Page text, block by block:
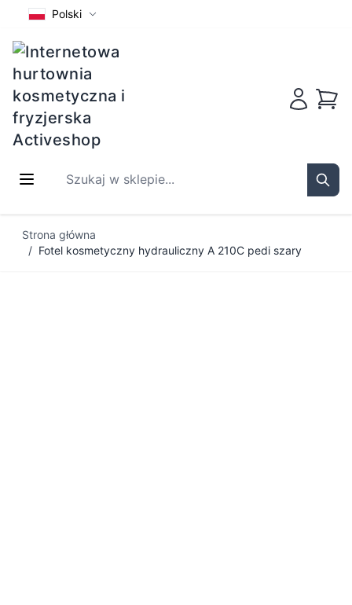
Polski
Szukaj w sklepie...
Strona główna
/ Fotel kosmetyczny hydrauliczny A 210C pedi szary